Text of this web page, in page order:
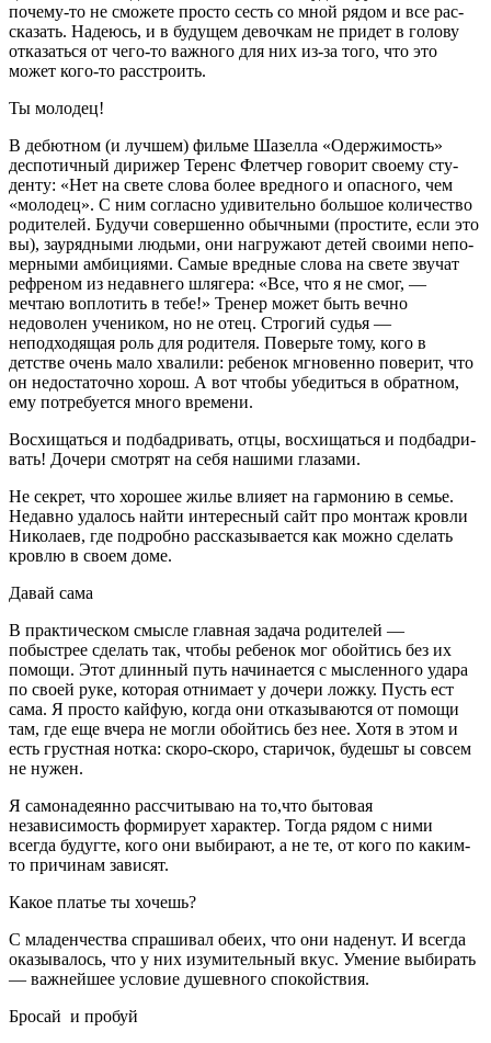
почему-то не сможете просто сесть со мной рядом и все рас­
сказать. Надеюсь, и в будущем девочкам не придет в голову
от­казаться от чего-то важного для них из-за того, что это
может ко­го-то расстроить.
Ты молодец!
В дебютном (и лучшем) филь­ме Шазелла «Одержимость»
деспотичный дирижер Теренс Флетчер говорит своему сту­
денту: «Нет на свете слова бо­лее вредного и опасного, чем
«молодец». С ним согласно уди­вительно большое количество
родителей. Будучи совершенно обычными (простите, если это
вы), заурядными людьми, они нагружают детей своими непо­
мерными амбициями. Самые вредные слова на свете звучат
рефреном из недавнего шляге­ра: «Все, что я не смог, —
мечтаю воплотить в тебе!» Тренер мо­жет быть вечно
недоволен уче­ником, но не отец. Строгий су­дья —
неподходящая роль для родителя. Поверьте тому, кого в
детстве очень мало хвали­ли: ребенок мгновенно пове­рит, что
он недостаточно хорош. А вот чтобы убедиться в обрат­ном,
ему потребуется много времени.
Восхищаться и подбадривать, отцы, восхищаться и подбадри­
вать! Дочери смотрят на себя нашими глазами.
Не секрет, что хорошее жилье влияет на гармонию в семье.
Недавно удалось найти интересный сайт про монтаж кровли
Николаев, где подробно рассказывается как можно сделать
кровлю в своем доме.
Давай сама
В практическом смысле главная задача родителей —
побыстрее сделать так, чтобы ребенок мог обойтись без их
помощи. Этот длинный путь начинает­ся с мысленного удара
по своей руке, которая отнимает у дочери ложку. Пусть ест
сама. Я просто кайфую, когда они отказывают­ся от помощи
там, где еще вче­ра не могли обойтись без нее. Хотя в этом и
есть грустная нот­ка: скоро-скоро, старичок, будешьт ы совсем
не нужен.
Я самонадеянно рассчитываю на то,что бытовая
независимость формирует характер. Тогда ря­дом с ними
всегда будугте, кого они выбирают, а не те, от кого по каким-
то причинам зависят.
Какое платье ты хочешь?
С младенчества спрашивал обе­их, что они наденут. И всегда
оказывалось, что у них изуми­тельный вкус. Умение выби­рать
— важнейшее условие ду­шевного спокойствия.
Бросай и пробуй